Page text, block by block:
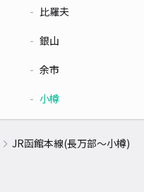
比羅夫
銀山
余市
小樽
JR函館本線(長万部～小樽)